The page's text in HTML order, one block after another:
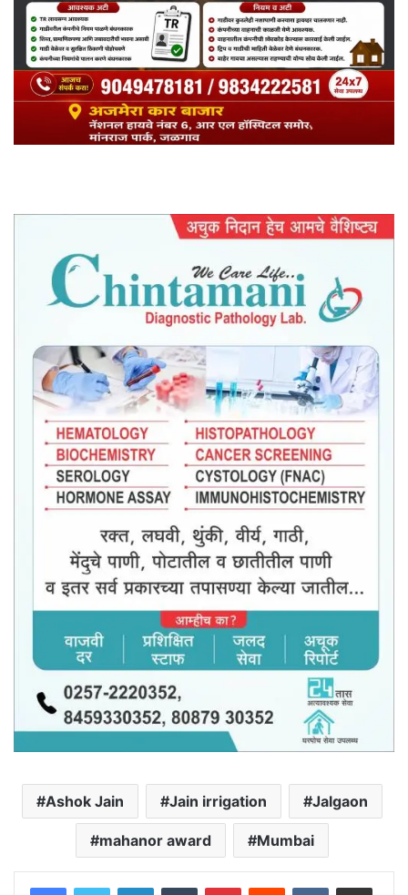
Ashok Jain Jain irrigation Jalgaon
mahanor award Mumbai
LinkedInTumblr PinterestReddit VKontakteShare via Email